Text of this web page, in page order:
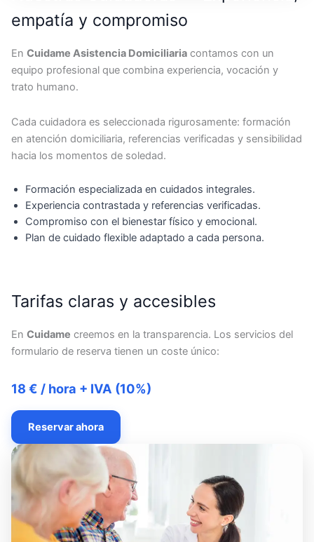
empatía y compromiso
En Cuidame Asistencia Domiciliaria contamos con un
equipo profesional que combina experiencia, vocación y
trato humano.
Cada cuidadora es seleccionada rigurosamente: formación
en atención domiciliaria, referencias verificadas y sensibilidad
hacia los momentos de soledad.
Formación especializada en cuidados integrales.
Experiencia contrastada y referencias verificadas.
Compromiso con el bienestar físico y emocional.
Plan de cuidado flexible adaptado a cada persona.
Tarifas claras y accesibles
En Cuidame creemos en la transparencia. Los servicios del
formulario de reserva tienen un coste único:
18 € / hora + IVA (10%)
Reservar ahora